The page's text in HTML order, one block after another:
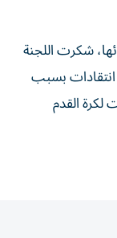
شكرت اللجنة
انتقادات بسبب
القدم